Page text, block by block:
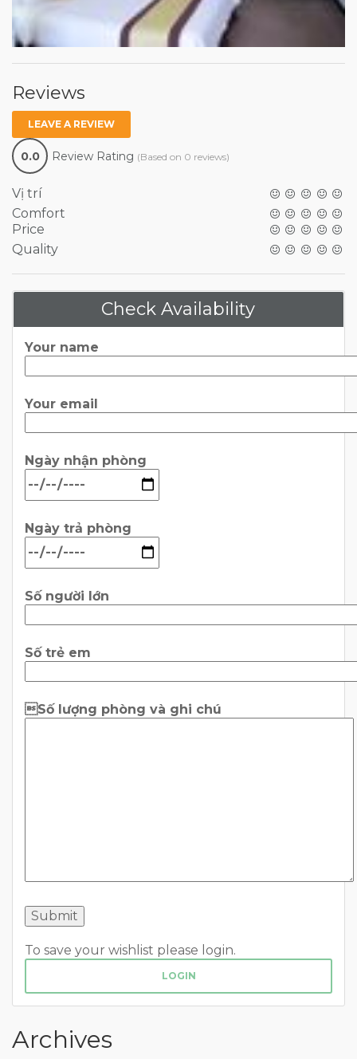
Reviews
LEAVE A REVIEW
0.0 Review Rating (Based on 0 reviews)
Vị trí
Comfort
Price
Quality
Check Availability
Your name
Your email
Ngày nhận phòng
Ngày trả phòng
Số người lớn
Số trẻ em
Số lượng phòng và ghi chú
To save your wishlist please login.
LOGIN
Archives